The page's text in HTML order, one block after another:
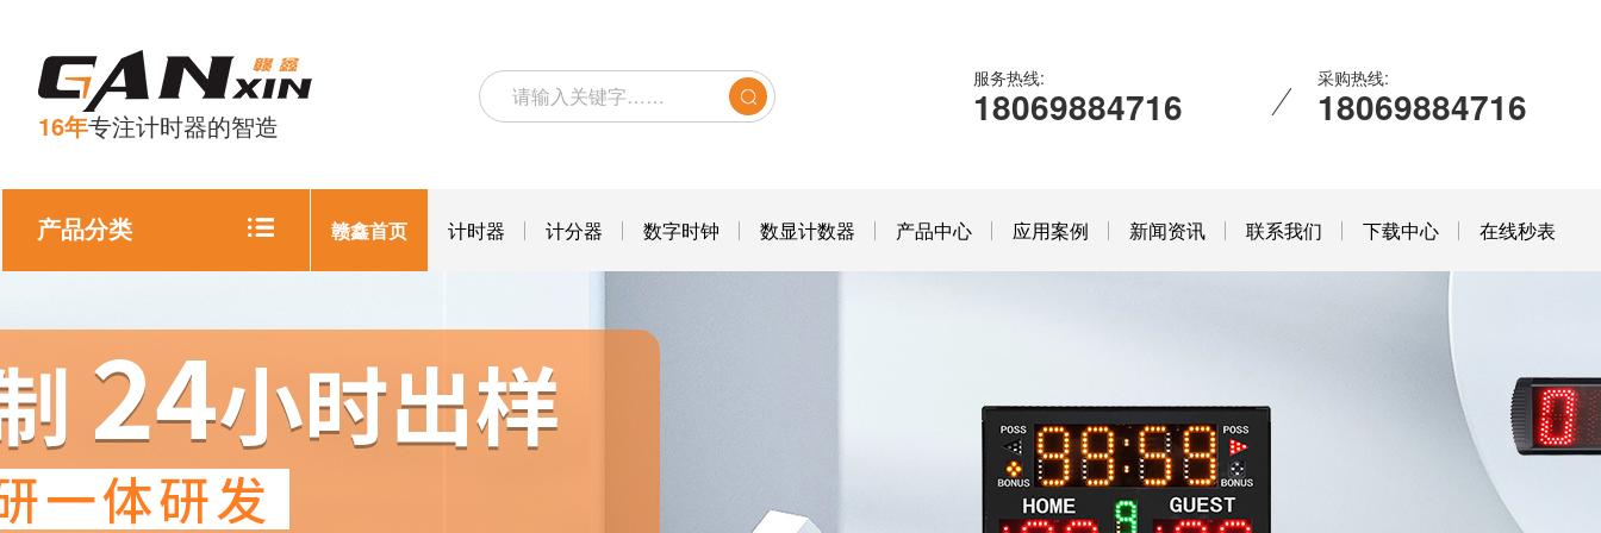
16年专注计时器的智造
服务热线:
18069884716
采购热线:
18069884716
产品分类 赣鑫首页 计时器 计分器 数字时钟 数显计数器 产品中心 应用案例 新闻资讯 联系我们 下载中心 在线秒表